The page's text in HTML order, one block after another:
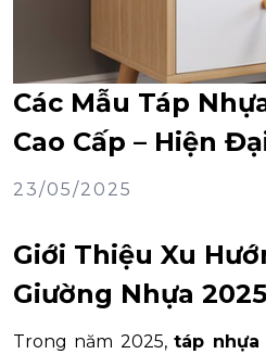
Các Mẫu Táp
Cao Cấp – Hiện
23/05/2025
Giới Thiệu Xu
Giường Nhựa 2025
Trong năm 2025,táp nhựa